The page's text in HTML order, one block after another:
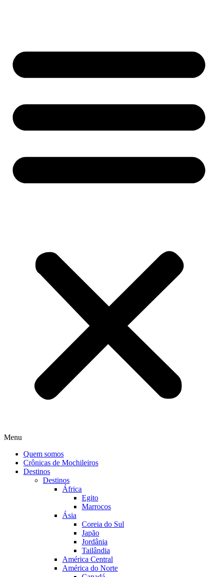
Menu
Quem somos
Crônicas de Mochileiros
Destinos
Destinos
África
Egito
Marrocos
Ásia
Coreia do Sul
Japão
Jordânia
Tailândia
América Central
América do Norte